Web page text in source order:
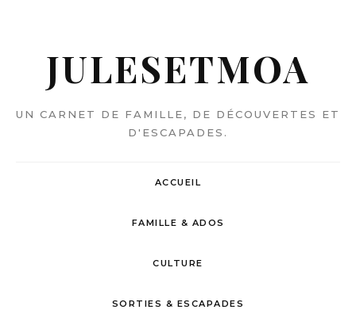
JULESETMOA
UN CARNET DE FAMILLE, DE DÉCOUVERTES ET
D'ESCAPADES.
ACCUEIL
FAMILLE & ADOS
CULTURE
SORTIES & ESCAPADES